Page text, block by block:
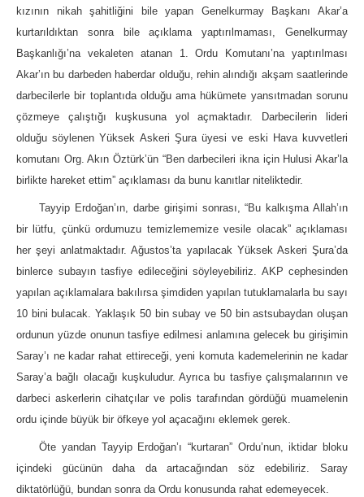
kızının nikah şahitliğini bile yapan Genelkurmay Başkanı Akar’a
kurtarıldıktan sonra bile açıklama yaptırılmaması, Genelkurmay
Başkanlığı’na vekaleten atanan 1. Ordu Komutanı’na yaptırılması
Akar’ın bu darbeden haberdar olduğu, rehin alındığı akşam saatlerinde
darbecilerle bir toplantıda olduğu ama hükümete yansıtmadan sorunu
çözmeye çalıştığı kuşkusuna yol açmaktadır. Darbecilerin lideri
olduğu söylenen Yüksek Askeri Şura üyesi ve eski Hava kuvvetleri
komutanı Org. Akın Öztürk’ün “Ben darbecileri ikna için Hulusi Akar’la
birlikte hareket ettim” açıklaması da bunu kanıtlar niteliktedir.
Tayyip Erdoğan’ın, darbe girişimi sonrası, “Bu kalkışma Allah’ın
bir lütfu, çünkü ordumuzu temizlememize vesile olacak” açıklaması
her şeyi anlatmaktadır. Ağustos’ta yapılacak Yüksek Askeri Şura’da
binlerce subayın tasfiye edileceğini söyleyebiliriz. AKP cephesinden
yapılan açıklamalara bakılırsa şimdiden yapılan tutuklamalarla bu sayı
10 bini bulacak. Yaklaşık 50 bin subay ve 50 bin astsubaydan oluşan
ordunun yüzde onunun tasfiye edilmesi anlamına gelecek bu girişimin
Saray’ı ne kadar rahat ettireceği, yeni komuta kademelerinin ne kadar
Saray’a bağlı olacağı kuşkuludur. Ayrıca bu tasfiye çalışmalarının ve
darbeci askerlerin cihatçılar ve polis tarafından gördüğü muamelenin
ordu içinde büyük bir öfkeye yol açacağını eklemek gerek.
Öte yandan Tayyip Erdoğan’ı “kurtaran” Ordu’nun, iktidar bloku
içindeki gücünün daha da artacağından söz edebiliriz. Saray
diktatörlüğü, bundan sonra da Ordu konusunda rahat edemeyecek.